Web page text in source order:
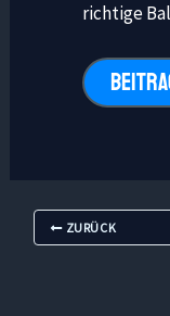
richtige
ZURÜCK